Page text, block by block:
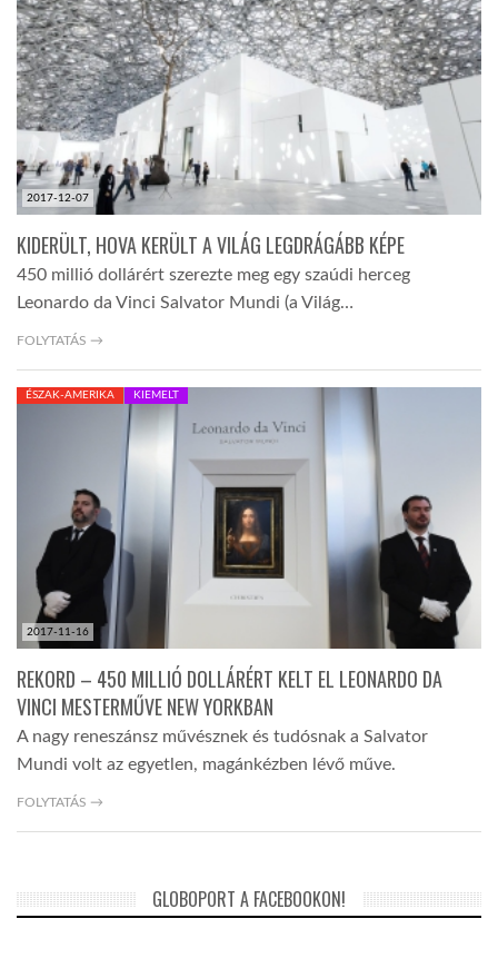
TROPICALMAGAZIN
GLOBOTV
AFRIKA TUDÁSTÁR
A NAP SZÉPE
LINKTR.EE
GLOBOZSARU
DOBRAVERO.HU
LATIMO.HU
GLOBOBOOK
2017-12-07
KIDERÜLT, HOVA KERÜLT A VILÁG LEGDRÁGÁBB KÉPE
450 millió dollárért szerezte meg egy szaúdi herceg
Leonardo da Vinci Salvator Mundi (a Világ…
FOLYTATÁS →
2017-11-16
ÉSZAK-AMERIKA KIEMELT
REKORD – 450 MILLIÓ DOLLÁRÉRT KELT EL LEONARDO DA
VINCI MESTERMŰVE NEW YORKBAN
A nagy reneszánsz művésznek és tudósnak a Salvator
Mundi volt az egyetlen, magánkézben lévő műve.
FOLYTATÁS →
GLOBOPORT A FACEBOOKON!